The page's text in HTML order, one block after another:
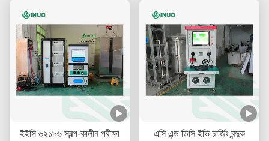
ইইসি ৬২১৯৬ স্বল্প-কালীন পরীক্ষা
এসি এন্ড ডিসি ইভি চার্জিং বন্দুক